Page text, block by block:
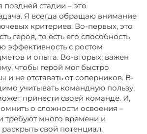
стадии – это
Я всегда обращаю внимание
критериев. Во-первых, это
героя, то есть его способность
эффективность с ростом
и опыта. Во-вторых, важен
чтобы герой мог быстро
и не отставать от соперников. В-
учитывать командную пользу,
принести своей команде. И,
о сложности освоения –
требуют много времени и
свой потенциал.